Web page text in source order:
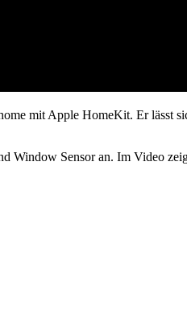
mit Apple HomeKit. Er lässt
Window Sensor an. Im Video